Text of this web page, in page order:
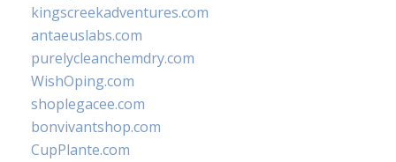
kingscreekadventures.com
antaeuslabs.com
purelycleanchemdry.com
WishOping.com
shoplegacee.com
bonvivantshop.com
CupPlante.com